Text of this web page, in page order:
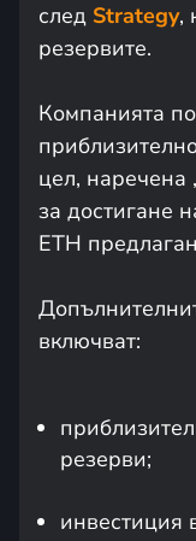
след Strategy,
резервите.
Компанията
цел, наречена
за достигане
ETH
включват:
резерви;
инвестиция